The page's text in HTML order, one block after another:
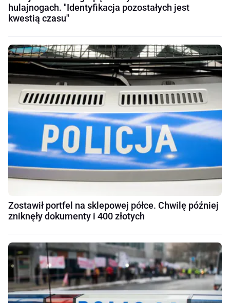
hulajnogach. "Identyfikacja pozostałych jest
kwestią czasu"
Zostawił portfel na sklepowej półce. Chwilę później
zniknęły dokumenty i 400 złotych